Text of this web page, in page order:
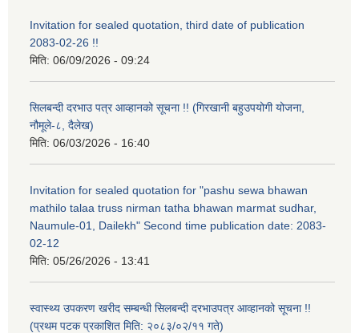
Invitation for sealed quotation, third date of publication
2083-02-26 !!
मिति: 06/09/2026 - 09:24
सिलबन्दी दरभाउ पत्र आव्हानको सूचना !! (गिरखानी बहुउपयोगी योजना,
नौमूले-८, दैलेख)
मिति: 06/03/2026 - 16:40
Invitation for sealed quotation for "pashu sewa bhawan
mathilo talaa truss nirman tatha bhawan marmat sudhar,
Naumule-01, Dailekh" Second time publication date: 2083-
02-12
मिति: 05/26/2026 - 13:41
स्वास्थ्य उपकरण खरीद सम्बन्धी सिलबन्दी दरभाउपत्र आव्हानको सूचना !!
(प्रथम पटक प्रकाशित मिति: २०८३/०२/११ गते)